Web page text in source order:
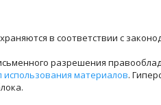
в соответствии с
разрешения
использования материалов.